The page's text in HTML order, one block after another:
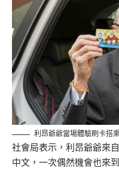
利昂爺爺當場體驗刷卡搭
社會局表示，利昂爺爺來
中文，一次偶然機會也來